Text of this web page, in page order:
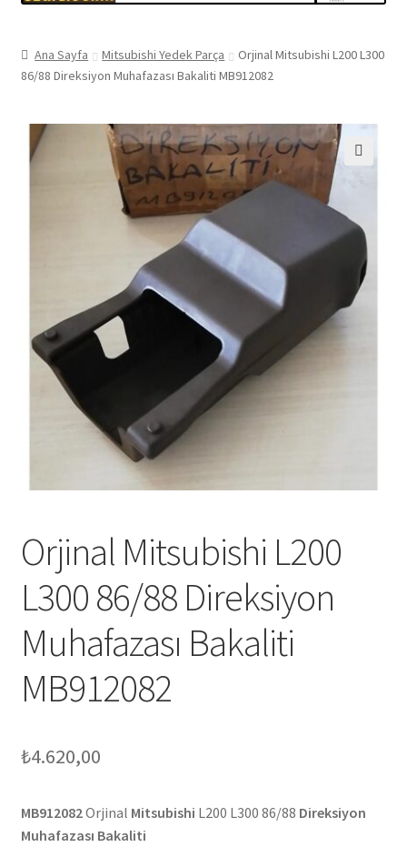
Ana Sayfa Mitsubishi Yedek Parça
Orjinal Mitsubishi L200 L300
86/88 Direksiyon Muhafazası Bakaliti MB912082
Orjinal Mitsubishi L200
L300 86/88 Direksiyon
Muhafazası Bakaliti
MB912082
₺4.620,00
MB912082Orjinal Mitsubishi L200 L300 86/88 Direksiyon
Muhafazası Bakaliti